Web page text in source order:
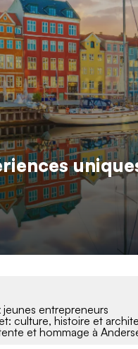
entrepreneurs
culture, histoire et
et hommage à